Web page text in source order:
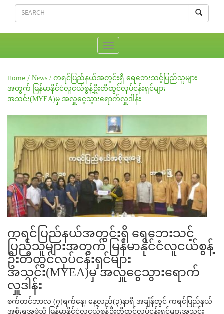
Home / News / ကရင်ပြည်နယ်အတွင်းရှိ ရေဘေးသင့်ပြည်သူများ
အတွက် မြန်မာနိုင်ငံလူငယ်စွန့်ဦးတီထွင်လုပ်ငန်းရှင်များ
အသင်း(MYEA)မှ အလှူငွေသွားရောက်လှူဒါန်း
ကရင်ပြည်နယ်အတွင်းရှိ ရေဘေးသင့်
ပြည်သူများအတွက် မြန်မာနိုင်ငံလူငယ်စွန့်
ဦးတီထွင်လုပ်ငန်းရှင်များ
အသင်း(MYEA)မှ အလှူငွေသွားရောက်
လှူဒါန်း
စက်တင်ဘာလ (၇)ရက်နေ့၊ နေ့လည်(၃)နာရီ အချိန်တွင် ကရင်ပြည်နယ်
အစိုးရအဖွဲ့သို့ မြန်မာနိုင်ငံလူငယ်စွန့်ဦးတီထွင်လုပ်ငန်းရှင်များအသင်း